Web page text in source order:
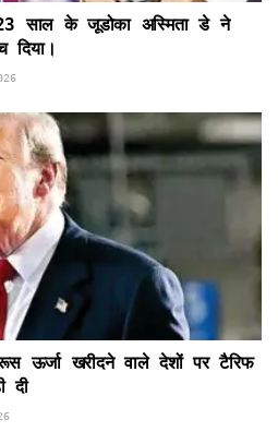
23 साल के जूडोका अस्मिता डे ने
दिया।
ऊर्जा खरीदने वाले देशों पर टैरिफ
दी